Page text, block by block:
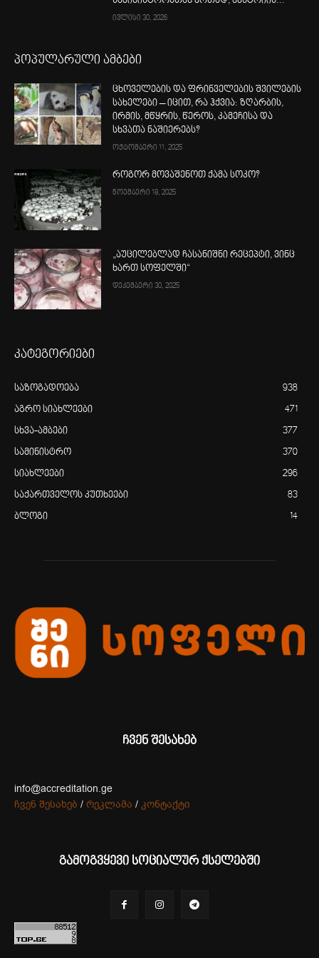
ივლისი 30, 2026
პოპულარული ამბები
ცხოველების და ფრინველების შვილების
სახელები – იცით, რა ჰქვია: ზღარბის,
ირმის, მწყრის, წეროს, კამეჩისა და
სხვათა ნაშიერებს?
ოქტომბერი 11, 2025
როგორ მოვაშენოთ ქამა სოკო?
ნოემბერი 18, 2025
„აუცილებლად ჩასანიშნი რეცეპტი, ვინც
ხართ სოფელში“
დეკემბერი 30, 2025
კატეგორიები
საზოგადოება 938
აგრო სიახლეები 471
სხვა-ამბები 377
სამინისტრო 370
სიახლეები 296
საქართველოს კუთხეები 83
ბლოგი 14
ჩვენ შესახებ
info@accreditation.ge
ჩვენ შესახებ / რეკლამა / კონტაქტი
გამოგვყევი სოციალურ ქსელებში